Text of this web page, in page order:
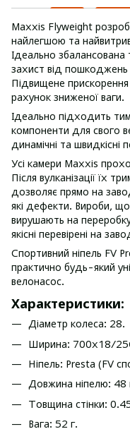
Maxxis Flyweight
найлегшою та
Ідеально збалансована
захист від пошкоджень
Підвищене
рахунок зниженої ваги.
Ідеально підходить
компоненти для свого
динамічні та швидкісні
Усі камери Maxxis
Після вулканізації їх
дозволяє прямо на
які дефекти. Вироби,
вирушають на
якісні перевірені на
Спортивний ніпель FV
практично будь-який
велонасос.
Характеристики:
Діаметр колеса: 28.
Ширина: 700x18/
Ніпель: Presta (FV
Довжина ніпелю: 48
Товщина стінки:
Вага: 52 г.